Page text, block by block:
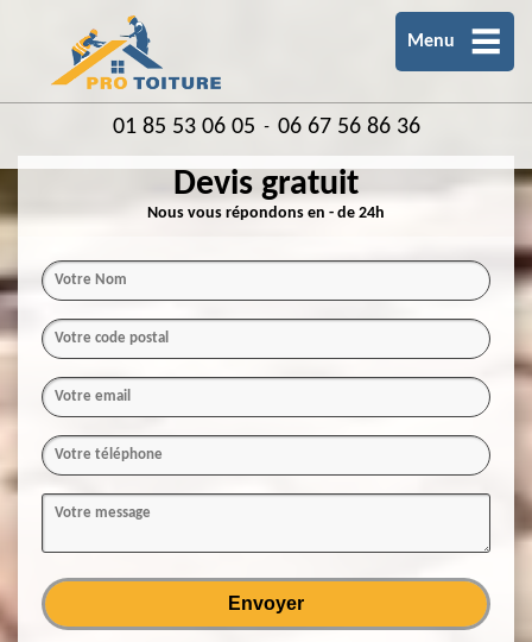
Menu
01 85 53 06 05 - 06 67 56 86 36
Devis gratuit
Nous vous répondons en - de 24h